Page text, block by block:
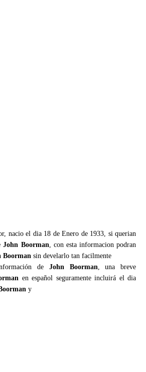
nacio el dia 18 de Enero de 1933, si querian
John Boorman, con esta informacion podran
Boorman sin develarlo tan facilmente
de John Boorman, una breve
en español seguramente incluirá el dia
y